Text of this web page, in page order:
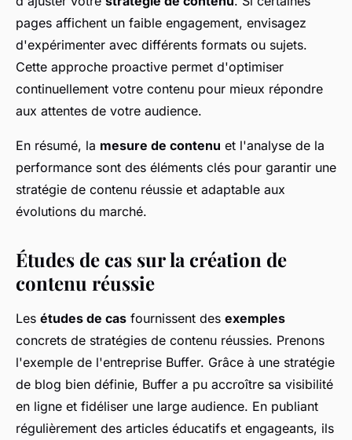
pages affichent un faible engagement, envisagez
d'expérimenter avec différents formats ou sujets.
Cette approche proactive permet d'optimiser
continuellement votre contenu pour mieux répondre
aux attentes de votre audience.
En résumé, la mesure de contenu et l'analyse de la
performance sont des éléments clés pour garantir une
stratégie de contenu réussie et adaptable aux
évolutions du marché.
Études de cas sur la création de
contenu réussie
Les études de cas fournissent des exemples
concrets de stratégies de contenu réussies. Prenons
l'exemple de l'entreprise Buffer. Grâce à une stratégie
de blog bien définie, Buffer a pu accroître sa visibilité
en ligne et fidéliser une large audience. En publiant
régulièrement des articles éducatifs et engageants, ils